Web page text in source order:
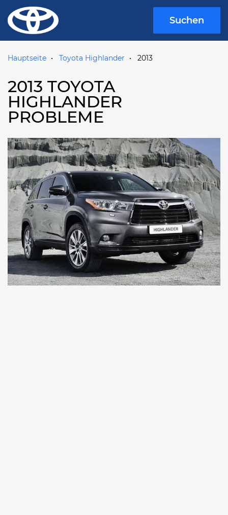
Suchen
Hauptseite Toyota Highlander 2013
2013 TOYOTA
HIGHLANDER
PROBLEME